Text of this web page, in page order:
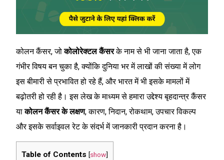
कोलन कैंसर, जोकोलोरेक्टल कैंसरके नाम से भी जाना जाता है, एक
गंभीर विषय बन चुका है, क्योंकि दुनिया भर में लाखों की संख्या में लोग
इस बीमारी से प्रभावित हो रहे हैं, और भारत में भी इसके मामलों में
बढ़ोतरी हो रही है। इस लेख के माध्यम से हमारा उद्देश्य बृहदान्त्र कैंसर
याकोलन कैंसर के लक्षण, कारण, निदान, रोकथाम, उपचार विकल्प
और इसके सर्वाइवल रेट के संदर्भ में जानकारी प्रदान करना है।
Table of Contents [show]